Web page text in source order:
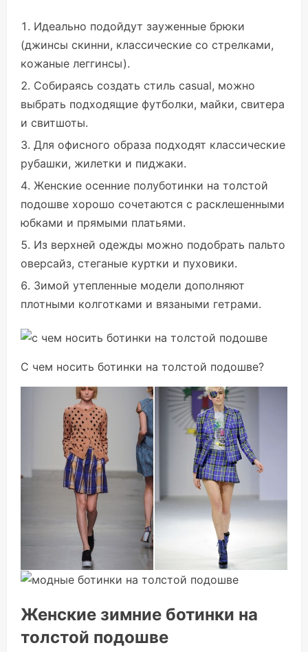
Идеально подойдут зауженные брюки
(джинсы скинни, классические со стрелками,
кожаные леггинсы).
Собираясь создать стиль casual, можно
выбрать подходящие футболки, майки, свитера
и свитшоты.
Для офисного образа подходят классические
рубашки, жилетки и пиджаки.
Женские осенние полуботинки на толстой
подошве хорошо сочетаются с расклешенными
юбками и прямыми платьями.
Из верхней одежды можно подобрать пальто
оверсайз, стеганые куртки и пуховики.
Зимой утепленные модели дополняют
плотными колготками и вязаными гетрами.
С чем носить ботинки на толстой подошве?
Женские зимние ботинки на
толстой подошве